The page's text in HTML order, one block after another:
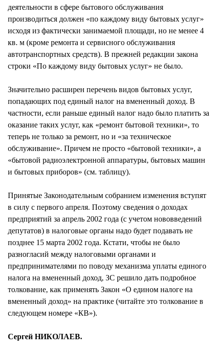
деятельности в сфере бытового обслуживания
производиться должен «по каждому виду бытовых услуг»
исходя из фактически занимаемой площади, но не менее 4
кв. м (кроме ремонта и сервисного обслуживания
автотранспортных средств). В прежней редакции закона
строки «По каждому виду бытовых услуг» не было.
Значительно расширен перечень видов бытовых услуг,
попадающих под единый налог на вмененный доход. В
частности, если раньше единый налог надо было платить за
оказание таких услуг, как «ремонт бытовой техники», то
теперь не только за ремонт, но и «за техническое
обслуживание». Причем не просто «бытовой техники», а
«бытовой радиоэлектронной аппаратуры, бытовых машин
и бытовых приборов» (см. таблицу).
Принятые Законодательным собранием изменения вступят
в силу с первого апреля. Поэтому сведения о доходах
предприятий за апрель 2002 года (с учетом нововведений
депутатов) в налоговые органы надо будет подавать не
позднее 15 марта 2002 года. Кстати, чтобы не было
разногласий между налоговыми органами и
предпринимателями по поводу механизма уплаты единого
налога на вмененный доход, ЗС решило дать подробное
толкование, как применять Закон «О едином налоге на
вмененный доход» на практике (читайте это толкование в
следующем номере «КВ»).
Сергей НИКОЛАЕВ.